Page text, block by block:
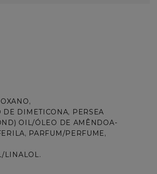
DIMETICONA, PERSEA
OIL/ÓLEO DE AMÊNDOA-
PARFUM/PERFUME,
LINALOL.